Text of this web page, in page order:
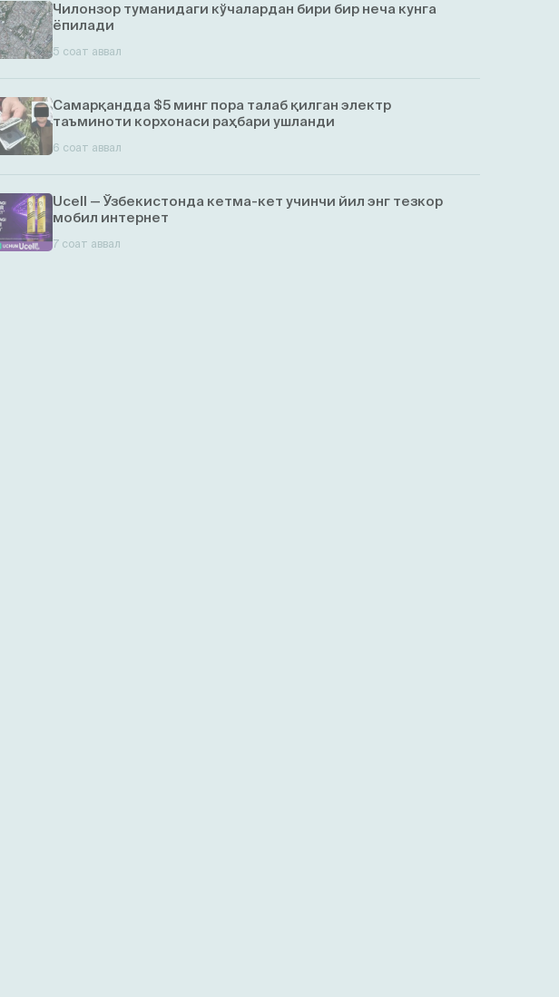
Чилонзор туманидаги кўчалардан бири бир неча кунга
ёпилади
5 соат аввал
Самарқандда $5 минг пора талаб қилган электр
таъминоти корхонаси раҳбари ушланди
6 соат аввал
Ucell — Ўзбекистонда кетма-кет учинчи йил энг тезкор
мобил интернет
7 соат аввал